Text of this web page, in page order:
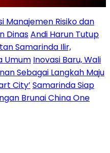
Manajemen Risiko dan
DinasAndi Harun Tutup
Samarinda Ilir,
Umum Inovasi Baru, Wali
Sebagai Langkah Maju
City’ Samarinda Siap
Brunai China One